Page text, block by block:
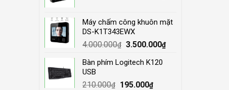
3.500.000₫.2.800.000₫.
Máy chấm công khuôn mặt
DS-K1T343EWX
4.000.000₫ Original
was:
3.500.000₫Current
Bàn phím Logitech K120
USB
210.000₫
Original
195.000₫Current